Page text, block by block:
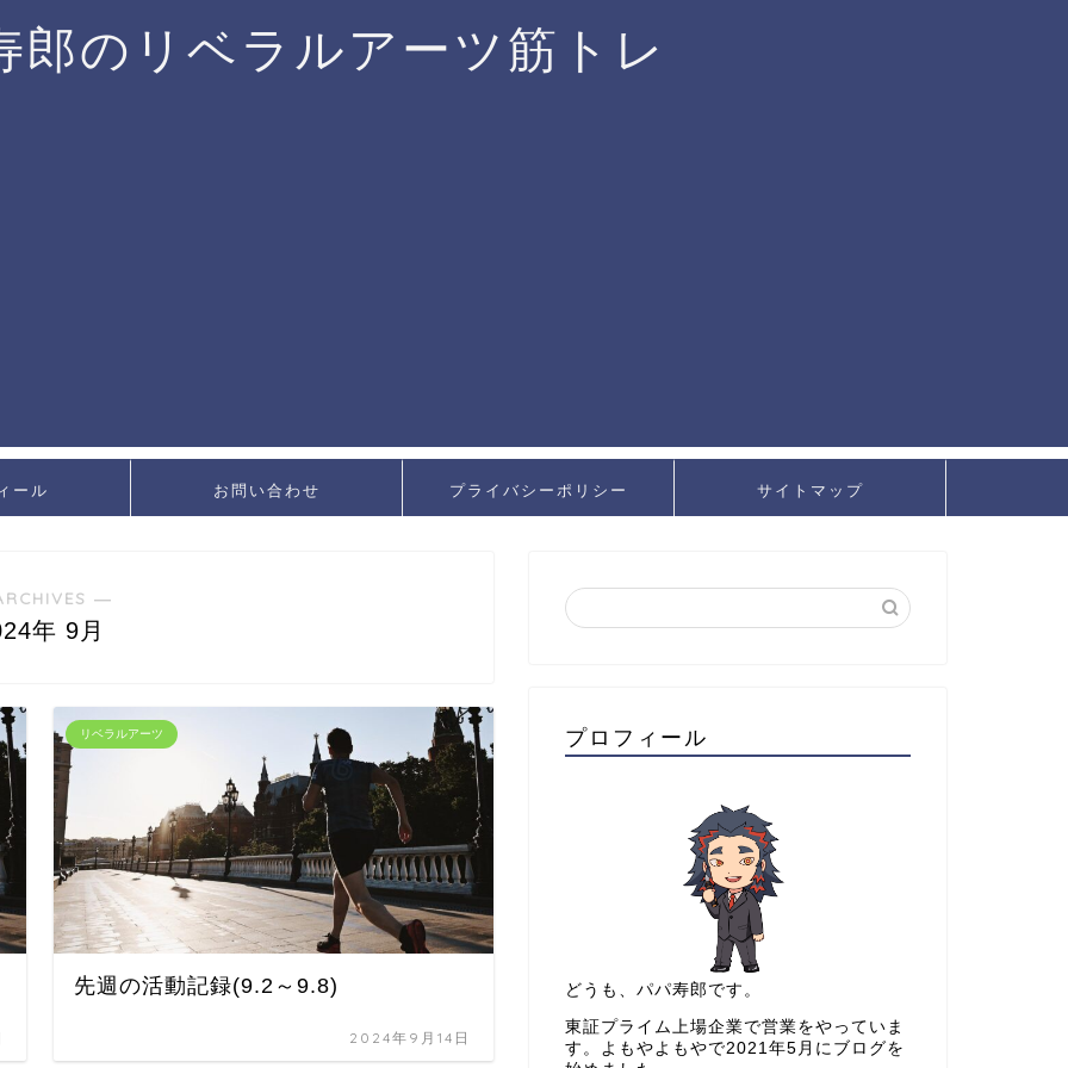
郎のリベラルアーツ筋トレ
ール お問い合わせ プライバシーポリシー サイトマップ
―
年 9月
リベラルアーツ
先週の活動記録(9.2～9.8)
2024年9月14日
プロフィール
どうも、パパ寿郎です。
東証プライム上場企業で営業をやっていま
す。よもやよもやで2021年5月にブログを